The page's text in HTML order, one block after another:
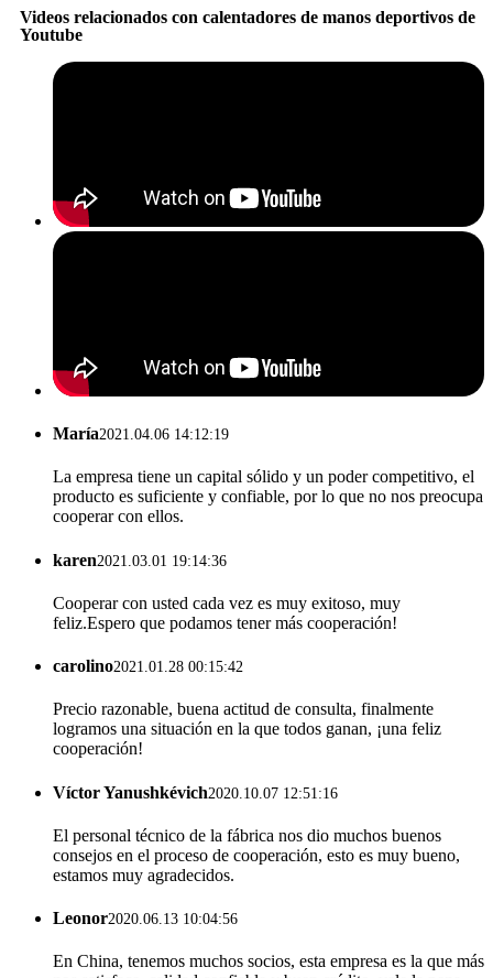
Videos relacionados con calentadores de manos deportivos de
Youtube
María2021.04.06 14:12:19
La empresa tiene un capital sólido y un poder competitivo, el
producto es suficiente y confiable, por lo que no nos preocupa
cooperar con ellos.
karen2021.03.01 19:14:36
Cooperar con usted cada vez es muy exitoso, muy
feliz.Espero que podamos tener más cooperación!
carolino2021.01.28 00:15:42
Precio razonable, buena actitud de consulta, finalmente
logramos una situación en la que todos ganan, ¡una feliz
cooperación!
Víctor Yanushkévich2020.10.07 12:51:16
El personal técnico de la fábrica nos dio muchos buenos
consejos en el proceso de cooperación, esto es muy bueno,
estamos muy agradecidos.
Leonor2020.06.13 10:04:56
En China, tenemos muchos socios, esta empresa es la que más